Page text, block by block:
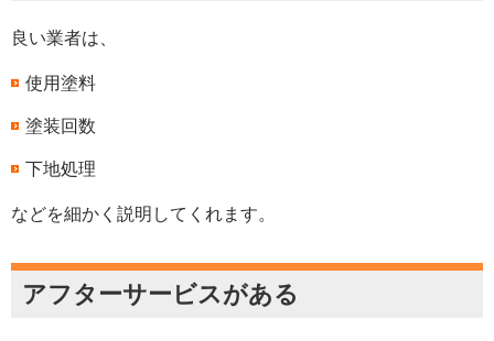
良い業者は、
使用塗料
塗装回数
下地処理
などを細かく説明してくれます。
アフターサービスがある